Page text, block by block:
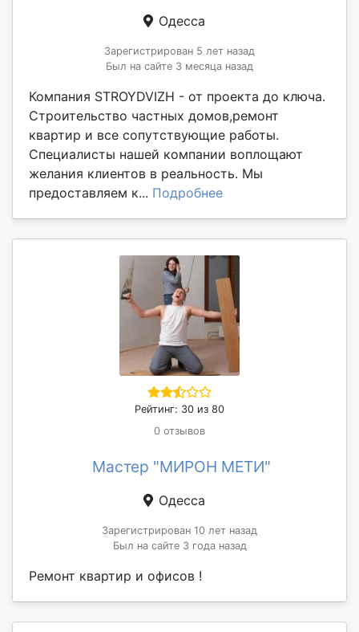
Одесса
Зарегистрирован 5 лет назад
Был на сайте 3 месяца назад
Компания STROYDVIZH - от проекта до ключа.
Строительство частных домов,ремонт
квартир и все сопутствующие работы.
Специалисты нашей компании воплощают
желания клиентов в реальность. Мы
предоставляем к... Подробнее
Рейтинг: 30 из 80
0 отзывов
Мастер "МИРОН МЕТИ"
Одесса
Зарегистрирован 10 лет назад
Был на сайте 3 года назад
Ремонт квартир и офисов !